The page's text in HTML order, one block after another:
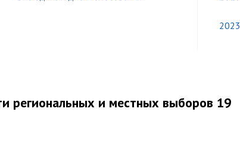
2023
региональных и местных выборов 19